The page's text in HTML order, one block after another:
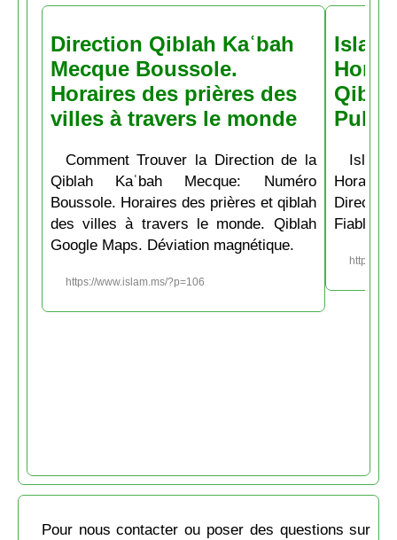
Direction Qiblah Kaʿbah
Mecque Boussole.
Horaires des prières des
villes à travers le monde
Comment Trouver la Direction de la
Qiblah Kaʿbah Mecque: Numéro
Boussole. Horaires des prières et qiblah
des villes à travers le monde. Qiblah
Google Maps. Déviation magnétique.
https://www.islam.ms/?p=106
Pubs
Fiable et
https://
Pour nous contacter ou poser des questions sur